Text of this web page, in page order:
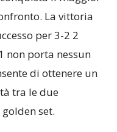
La vittoria
per 3-2 2
non porta nessun
di ottenere un
tra le due
set.